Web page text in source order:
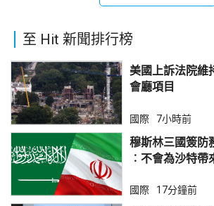
至 Hit 新聞排行榜
美國上訴法院維
會廳項目
國際 7小時前
穆斯林三國簽
︰不會為沙特帶
國際 17分鐘前